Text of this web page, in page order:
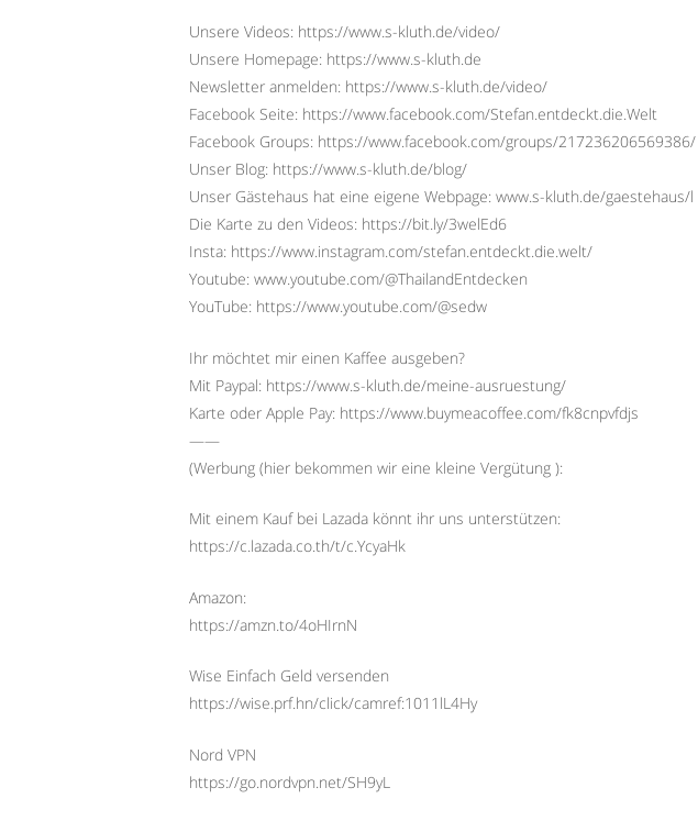
Unsere Videos: https://www.s-kluth.de/video/
Unsere Homepage: https://www.s-kluth.de
Newsletter anmelden: https://www.s-kluth.de/video/
Facebook Seite: https://www.facebook.com/Stefan.entdeckt.die.Welt
Facebook Groups: https://www.facebook.com/groups/217236206569386/
Unser Blog: https://www.s-kluth.de/blog/
Unser Gästehaus hat eine eigene Webpage: www.s-kluth.de/gaestehaus/l
Die Karte zu den Videos: https://bit.ly/3welEd6
Insta: https://www.instagram.com/stefan.entdeckt.die.welt/
Youtube: www.youtube.com/@ThailandEntdecken
YouTube: https://www.youtube.com/@sedw
Ihr möchtet mir einen Kaffee ausgeben?
Mit Paypal: https://www.s-kluth.de/meine-ausruestung/
Karte oder Apple Pay: https://www.buymeacoffee.com/fk8cnpvfdjs
——
(Werbung (hier bekommen wir eine kleine Vergütung ):
Mit einem Kauf bei Lazada könnt ihr uns unterstützen:
https://c.lazada.co.th/t/c.YcyaHk
Amazon:
https://amzn.to/4oHIrnN
Wise Einfach Geld versenden
https://wise.prf.hn/click/camref:1011lL4Hy
Nord VPN
https://go.nordvpn.net/SH9yL